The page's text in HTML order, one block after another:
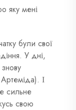
яку мені
були свої
У дні,
І
сильне
свою